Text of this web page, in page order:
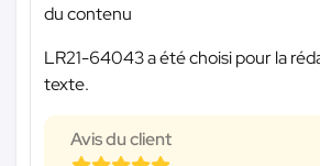
du contenu
LR21-64043 a été choisi pour la
texte.
Avis du client